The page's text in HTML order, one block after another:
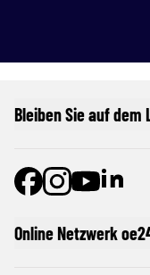
Online Netzwerk
Bleiben Sie auf dem